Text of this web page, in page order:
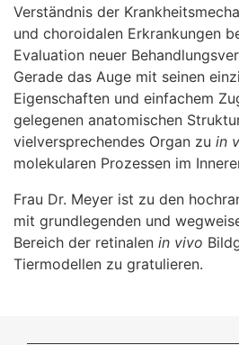
Verständnis der
und choroidalen Erkrankungen
Evaluation neuer
Gerade das Auge mit seinen
Eigenschaften und einfachem
gelegenen anatomischen
vielversprechendes Organ zu in
molekularen Prozessen im
Frau Dr. Meyer ist zu den
mit grundlegenden und
Bereich der retinalen in vivo
Tiermodellen zu gratulieren.